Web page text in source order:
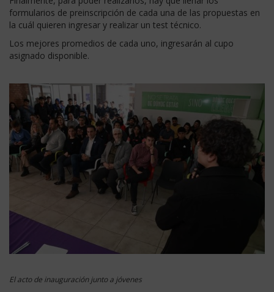
formularios de preinscripción de cada una de las propuestas en
la cuál quieren ingresar y realizar un test técnico.
Los mejores promedios de cada uno, ingresarán al cupo
asignado disponible.
El acto de inauguración junto a jóvenes